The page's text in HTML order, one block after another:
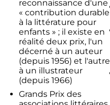
reconnaissance d'une
« contribution durable
à la littérature pour
enfants » ; il existe en
réalité deux prix, l'un
décerné à un auteur
(depuis 1956) et l'autre
à un illustrateur
(depuis 1966)
Grands Prix des